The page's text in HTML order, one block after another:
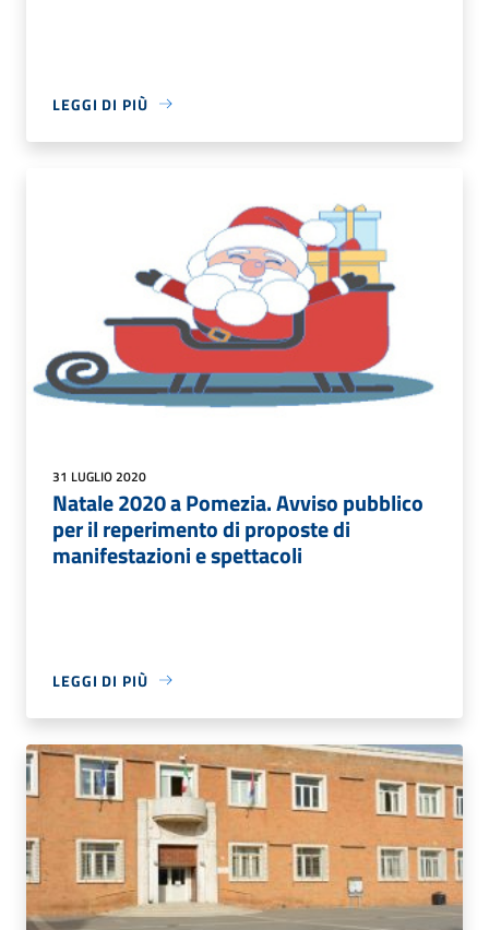
LEGGI DI PIÙ
31 LUGLIO 2020
Natale 2020 a Pomezia. Avviso pubblico
per il reperimento di proposte di
manifestazioni e spettacoli
LEGGI DI PIÙ